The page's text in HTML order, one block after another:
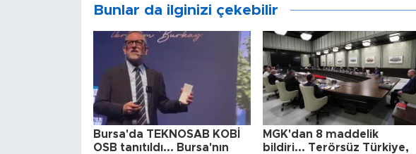
Bunlar da ilginizi çekebilir
Bursa'da TEKNOSAB KOBİ
OSB tanıtıldı... Bursa'nın
MGK'dan 8 maddelik
bildiri... Terörsüz Türkiye,